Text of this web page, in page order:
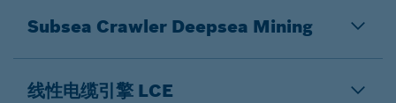
Subsea Crawler Deepsea Mining
线性电缆引擎 LCE